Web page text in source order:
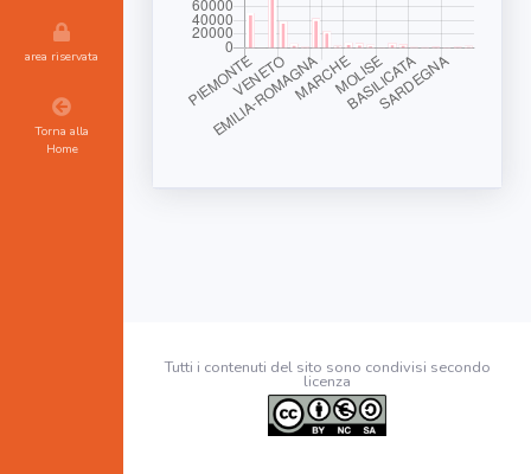
area riservata
Torna alla
Home
Tutti i contenuti del sito sono condivisi secondo
licenza